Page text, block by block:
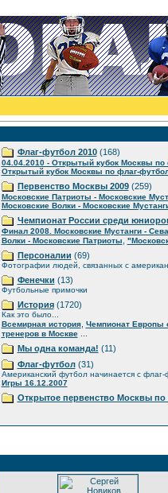
Флаг-футбол 2010(168)
04.04.2010 - Открытый кубок Москвы по
Открытый кубок Москвы по флаг-
Первенство Москвы 2009(259)
Московские Патриоты - Московские
Московские Волки - Московские
Чемпионат России среди
Финал 2008. Московские Мустанги -
Волки - Московские Патриоты
Персоналии (69)
Фотографии людей, связанных с
Фенечки (13)
Футбольные примочки
История(1720)
Как это было...
Всемирная история, Чемпионат Европы
тренеров в Москве...
Мы одна команда! (11)
Флаг-футбол(31)
Американский футбол начинается с флаг-
Игры 16.12.2007
Открытое первенство Москвы по